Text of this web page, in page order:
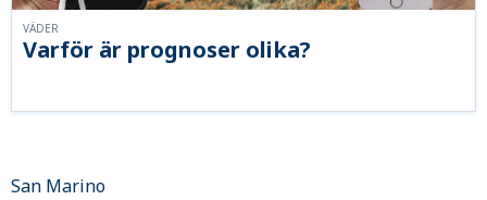
Varför är prognoser olika?
VÄDER
San Marino